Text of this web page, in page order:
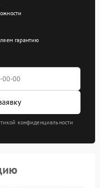
гарантию
конфиденциальности